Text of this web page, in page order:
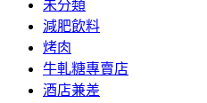
未分類
減肥飲料
烤肉
牛軋糖專賣店
酒店兼差